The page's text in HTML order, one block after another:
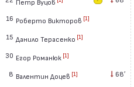
16 Роберто Викторов [1]
15 Данило Терасенко [1]
30 Егор Романюк [1]
8 Валентин Доцев [1] 68′